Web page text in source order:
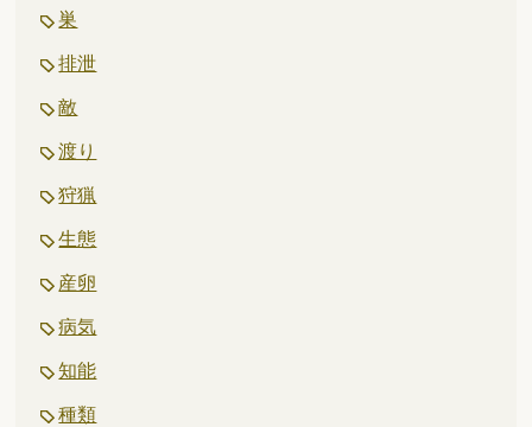
巣
排泄
敵
渡り
狩猟
生態
産卵
病気
知能
種類